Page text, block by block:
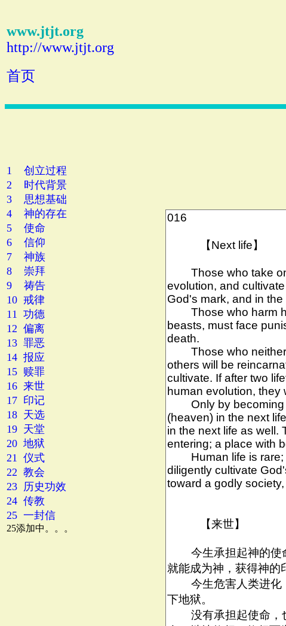
www.jtjt.org
http://www.jtjt.org
首页
1 创立过程
2 时代背景
3 思想基础
4 神的存在
5 使命
6 信仰
7 神族
8 崇拜
9 祷告
10 戒律
11 功德
12 偏离
13 罪恶
14 报应
15 赎罪
16 来世
17 印记
18 天选
19 天堂
20 地狱
21 仪式
22 教会
23 历史功效
24 传教
25 一封信
25添加中。。。